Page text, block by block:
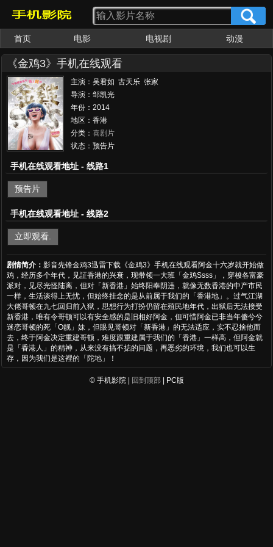
首页 电影 电视剧
动漫
女优大全
av番号
《金鸡3》手机在线观看
主演：吴君如 古天乐 张家
辉 陈妍希 黄子华 陈奕迅 曾
国祥 黄百鸣 王菀之
导演：邹凯光
年份：2014
地区：香港
分类： 喜剧片
状态：预告片
手机在线观看地址 - 线路1
预告片
手机在线观看地址 - 线路2
立即观看.
剧情简介： 影音先锋金鸡3迅雷下载《金鸡3》手机在线观看阿金十六岁就开始做
鸡，经历多个年代，见証香港的兴衰，现带领一大班「金鸡Ssss」，穿梭各富豪
派对，见尽光怪陆离，但对「新香港」始终阳奉阴违，就像无数香港的中产市民
一样，生活谈得上无忧，但始终挂念的是从前属于我们的「香港地」。过气江湖
大佬哥顿在九七回归前入狱，思想行为打扮仍留在殖民地年代，出狱后无法接受
新香港，唯有令哥顿可以有安全感的是旧相好阿金，但可惜阿金已非当年傻兮兮
迷恋哥顿的死「O靓」妹，但眼见哥顿对「新香港」的无法适应，实不忍捨他而
去，终于阿金决定重建哥顿，难度跟重建属于我们的「香港」一样高，但阿金就
是「香港人」的精神，从来没有搞不掂的问题，再恶劣的环境，我们也可以生
存，因为我们是这裡的「陀地」！
© 手机影院 | 回到顶部| PC版